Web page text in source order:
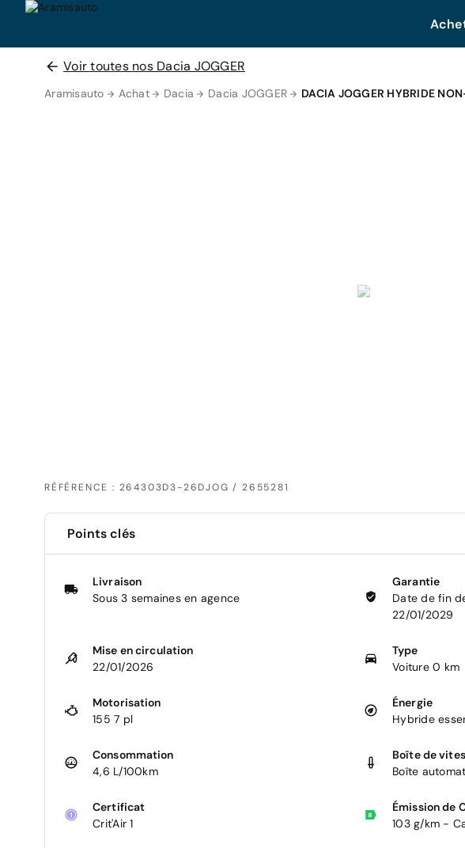
Voir toutes nos Dacia JOGGER
Aramisauto Achat Dacia Dacia JOGGER DACIA JOGGER HYBRIDE
RÉFÉRENCE : 264303D3-26DJOG / 2655281
Points clés
Livraison
Sous 3 semaines en agence
Garantie
Date de fin
22/01/2029
Mise en circulation
22/01/2026
Type
Voiture 0 km
Motorisation
155 7 pl
Énergie
Hybride
Consommation
4,6 L/100km
Boîte de
Boîte
Certificat
Crit'Air 1
Émission de
103 g/km -